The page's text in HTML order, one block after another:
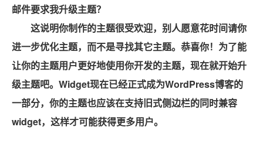
邮件要求我升级主题？
这说明你制作的主题很受欢迎，别人愿意花时间请你
进一步优化主题，而不是寻找其它主题。恭喜你！为了能
让你的主题用户更好地使用你开发的主题，现在就开始升
级主题吧。Widget现在已经正式成为WordPress博客的
一部分，你的主题也应该在支持旧式侧边栏的同时兼容
widget，这样才可能获得更多用户。